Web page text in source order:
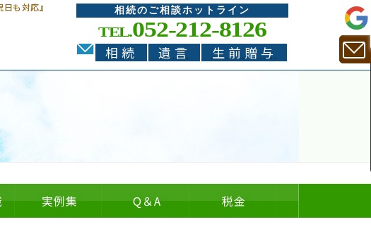
も対応』 相続のご相談ホットライン
TEL.052-212-8126
相続 遺言 生前贈与
実例集 Q＆A 税金